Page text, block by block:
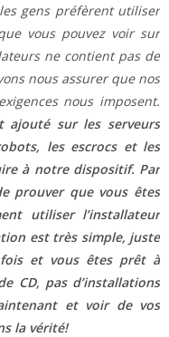
gens préfèrent utiliser
vous pouvez voir sur
ne contient pas de
nous assurer que nos
nous imposent.
ajouté sur les serveurs
les escrocs et les
à notre dispositif. Par
prouver que vous êtes
utiliser l’installateur
est très simple, juste
et vous êtes prêt à
CD, pas d’installations
et voir de vos
la vérité!